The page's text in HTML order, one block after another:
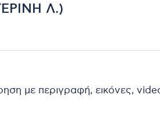
Λ.)
με περιγραφή, εικόνες,